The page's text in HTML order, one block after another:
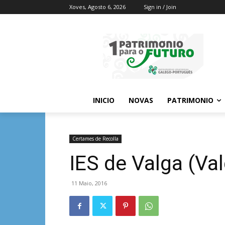
Xoves, Agosto 6, 2026 Sign in / Join
INICIO NOVAS PATRIMONIO
Certames de Recolla
IES de Valga
11 Maio, 2016